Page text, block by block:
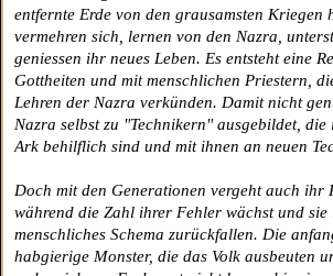
entfernte Erde von den grausamsten Kriegen
vermehren sich, lernen von den Nazra,
geniessen ihr neues Leben. Es entsteht eine
Gottheiten und mit menschlichen Priestern,
Lehren der Nazra verkünden. Damit nicht
Nazra selbst zu "Technikern" ausgebildet,
Ark behilflich sind und mit ihnen an neuen
Doch mit den Generationen vergeht auch ihr
während die Zahl ihrer Fehler wächst und sie
menschliches Schema zurückfallen. Die
habgierige Monster, die das Volk ausbeuten